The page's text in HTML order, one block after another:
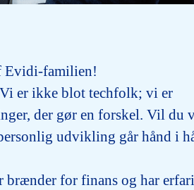
Evidi-familien!
er ikke blot techfolk; vi er
der gør en forskel. Vil du
udvikling går hånd i
brænder for finans og har